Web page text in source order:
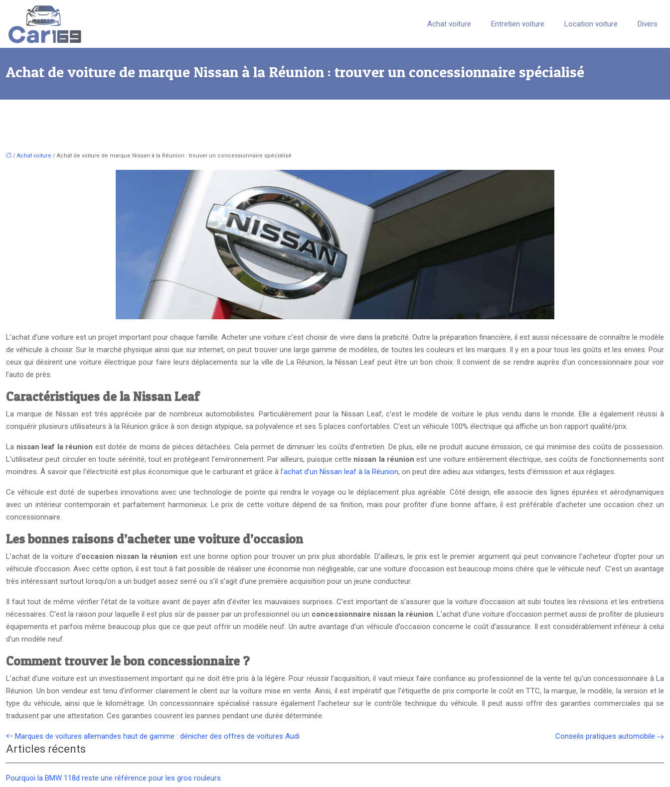
Achat voiture Entretien voiture Location voiture Divers
Achat de voiture de marque Nissan à la Réunion : trouver un concessionnaire spécialisé
/ Achat voiture / Achat de voiture de marque Nissan à la Réunion : trouver un concessionnaire spécialisé
L’achat d’une voiture est un projet important pour chaque famille. Acheter une voiture c’est choisir de vivre dans la praticité. Outre la préparation financière, il est aussi nécessaire de connaître le modèle
de véhicule à choisir. Sur le marché physique ainsi que sur internet, on peut trouver une large gamme de modèles, de toutes les couleurs et les marques. Il y en a pour tous les goûts et les envies. Pour
ceux qui désirent une voiture électrique pour faire leurs déplacements sur la ville de La Réunion, la Nissan Leaf peut être un bon choix. Il convient de se rendre auprès d’un concessionnaire pour voir
l’auto de près.
Caractéristiques de la Nissan Leaf
La marque de Nissan est très appréciée par de nombreux automobilistes. Particulièrement pour la Nissan Leaf, c’est le modèle de voiture le plus vendu dans le monde. Elle a également réussi à
conquérir plusieurs utilisateurs à la Réunion grâce à son design atypique, sa polyvalence et ses 5 places confortables. C’est un véhicule 100% électrique qui affiche un bon rapport qualité/prix.
La nissan leaf la réunion est dotée de moins de pièces détachées. Cela permet de diminuer les coûts d’entretien. De plus, elle ne produit aucune émission, ce qui minimise des coûts de possession.
L’utilisateur peut circuler en toute sérénité, tout en protégeant l’environnement. Par ailleurs, puisque cette nissan la réunion est une voiture entièrement électrique, ses coûts de fonctionnements sont
moindres. À savoir que l’électricité est plus économique que le carburant et grâce à l’achat d’un Nissan leaf à la Réunion, on peut dire adieu aux vidanges, tests d’émission et aux réglages.
Ce véhicule est doté de superbes innovations avec une technologie de pointe qui rendra le voyage ou le déplacement plus agréable. Côté design, elle associe des lignes épurées et aérodynamiques
avec un intérieur contemporain et parfaitement harmonieux. Le prix de cette voiture dépend de sa finition, mais pour profiter d’une bonne affaire, il est préférable d’acheter une occasion chez un
concessionnaire.
Les bonnes raisons d’acheter une voiture d’occasion
L’achat de la voiture d’occasion nissan la réunion est une bonne option pour trouver un prix plus abordable. D’ailleurs, le prix est le premier argument qui peut convaincre l’acheteur d’opter pour un
véhicule d’occasion. Avec cette option, il est tout à fait possible de réaliser une économie non négligeable, car une voiture d’occasion est beaucoup moins chère que le véhicule neuf. C’est un avantage
très intéressant surtout lorsqu’on a un budget assez serré ou s’il s’agit d’une première acquisition pour un jeune conducteur.
Il faut tout de même vérifier l’état de la voiture avant de payer afin d’éviter les mauvaises surprises. C’est important de s’assurer que la voiture d’occasion ait subi toutes les révisions et les entretiens
nécessaires. C’est la raison pour laquelle il est plus sûr de passer par un professionnel ou un concessionnaire nissan la réunion. L’achat d’une voiture d’occasion permet aussi de profiter de plusieurs
équipements et parfois même beaucoup plus que ce que peut offrir un modèle neuf. Un autre avantage d’un véhicule d’occasion concerne le coût d’assurance. Il est considérablement inférieur à celui
d’un modèle neuf.
Comment trouver le bon concessionnaire ?
L’achat d’une voiture est un investissement important qui ne doit être pris à la légère. Pour réussir l’acquisition, il vaut mieux faire confiance au professionnel de la vente tel qu’un concessionnaire à La
Réunion. Un bon vendeur est tenu d’informer clairement le client sur la voiture mise en vente. Ainsi, il est impératif que l’étiquette de prix comporte le coût en TTC, la marque, le modèle, la version et le
type du véhicule, ainsi que le kilométrage. Un concessionnaire spécialisé rassure également l’acheteur sur le contrôle technique du véhicule. Il peut aussi offrir des garanties commerciales qui se
traduisent par une attestation. Ces garanties couvrent les pannes pendant une durée déterminée.
Marques de voitures allemandes haut de gamme : dénicher des offres de voitures Audi Conseils pratiques automobile
Articles récents
Pourquoi la BMW 118d reste une référence pour les gros rouleurs